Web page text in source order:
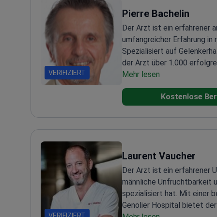
VERIFIZIERT
Pierre Bachelin
Der Arzt ist ein erfahrener
umfangreicher Erfahrung in
Spezialisiert auf
der Arzt über 1.000
durchgeführt. Der Arzt ist
Praxis und Forschung
arthroskopischen Technik
für Exzellenz in der
chirurgischen Ergebnissen
Fachzeitschriften
der orthopädischen
Mehr lesen
Kostenlose
Laurent Vaucher
Der Arzt ist ein erfahrener
männliche Unfruchtbarkeit
spezialisiert hat. Mit einer
Genolier Hospital bietet